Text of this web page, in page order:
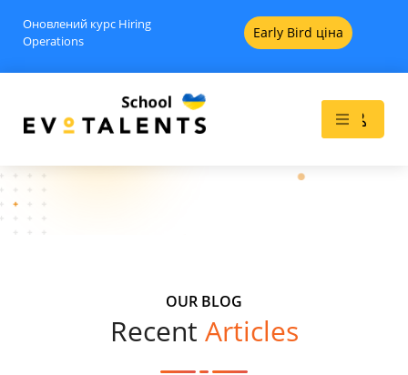
рекрутингу: з нуля до
інсайтів - Basic
Оновлений курс Hiring
Operations
Early Bird ціна
OUR BLOG
Recent Articles